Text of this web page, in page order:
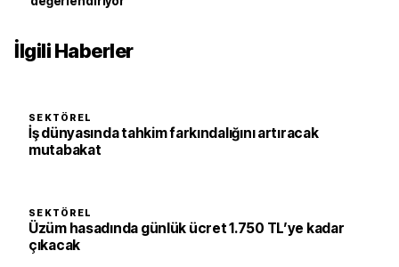
İlgili Haberler
SEKTÖREL
İş dünyasında tahkim farkındalığını artıracak
mutabakat
SEKTÖREL
Üzüm hasadında günlük ücret 1.750 TL’ye kadar
çıkacak